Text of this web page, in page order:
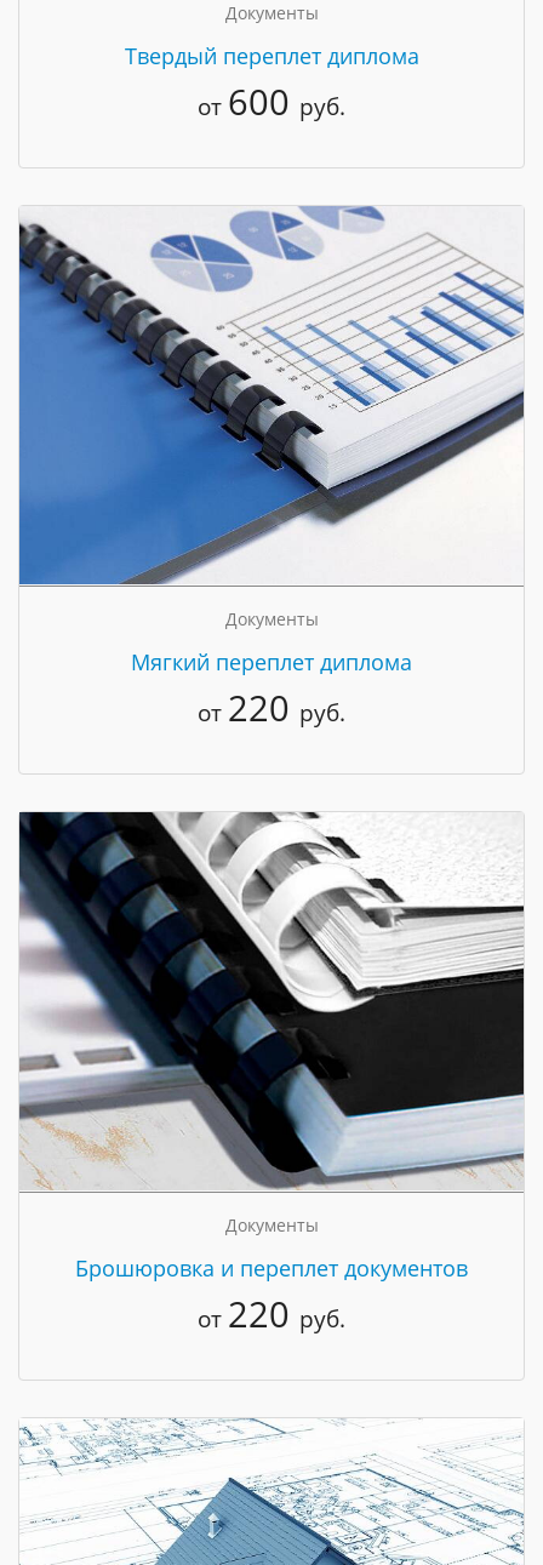
Документы
Твердый переплет диплома
от 600 руб.
Документы
Мягкий переплет диплома
от 220 руб.
Документы
Брошюровка и переплет документов
от 220 руб.